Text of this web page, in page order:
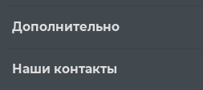
Дополнительно
Наши контакты